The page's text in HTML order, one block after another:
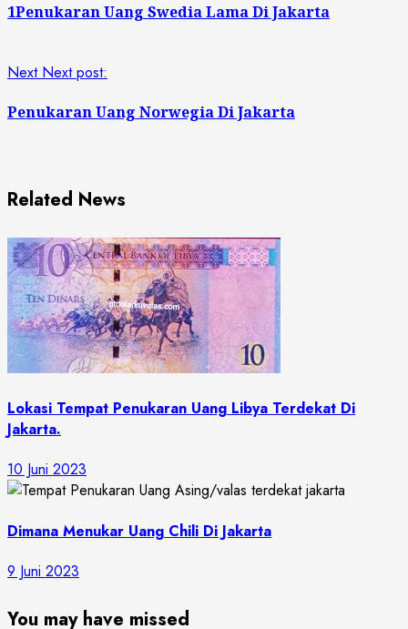
1Penukaran Uang Swedia Lama Di Jakarta
Next Next post:
Penukaran Uang Norwegia Di Jakarta
Related News
Lokasi Tempat Penukaran Uang Libya Terdekat Di
Jakarta.
10 Juni 2023
Dimana Menukar Uang Chili Di Jakarta
9 Juni 2023
You may have missed